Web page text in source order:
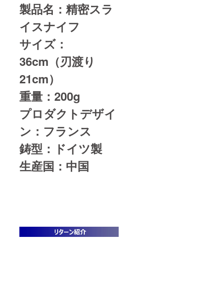
製品名：精密スラ
イスナイフ
サイズ：
36cm（刃渡り
21cm）
重量：200g
プロダクトデザイ
ン：フランス
鋳型：ドイツ製
生産国：中国